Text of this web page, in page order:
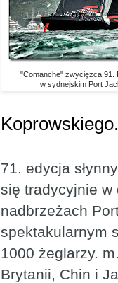
"Comanche" zwycięzca 91.
w sydnejskim Port
Koprowskiego.
71. edycja
się tradycyjnie w
nadbrzeżach
spektakularnym
1000 żeglarzy.
Brytanii, Chin i